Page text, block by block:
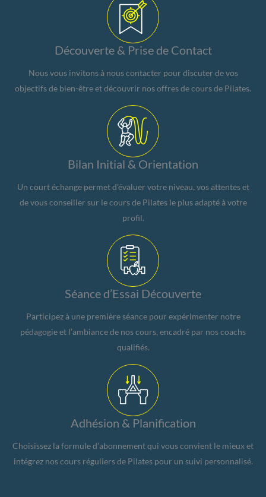
Découverte & Prise de Contact
Nous vous invitons à nous contacter pour discuter de vos
objectifs de bien-être et découvrir nos offres de cours de Pilates.
Bilan Initial & Orientation
Un court échange permet d’évaluer votre niveau, vos attentes et
de vous conseiller sur le cours de Pilates le plus adapté à votre
profil.
Séance d’Essai Découverte
Participez à une première séance pour expérimenter notre
pédagogie et l’ambiance de nos cours, encadré par nos coachs
qualifiés.
Adhésion & Planification
Choisissez la formule d’abonnement qui vous convient le mieux et
intégrez nos cours réguliers de Pilates pour un suivi personnalisé.